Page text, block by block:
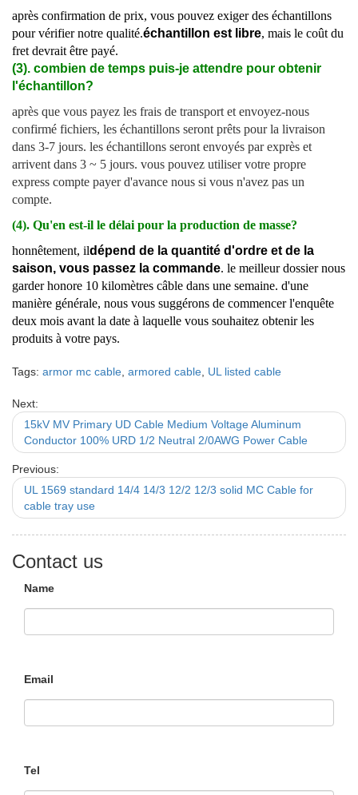
après confirmation de prix, vous pouvez exiger des échantillons
pour vérifier notre qualité.échantillon est libre, mais le coût du
fret devrait être payé.
(3). combien de temps puis-je attendre pour obtenir
l'échantillon?
après que vous payez les frais de transport et envoyez-nous
confirmé fichiers, les échantillons seront prêts pour la livraison
dans 3-7 jours. les échantillons seront envoyés par exprès et
arrivent dans 3 ~ 5 jours. vous pouvez utiliser votre propre
express compte payer d'avance nous si vous n'avez pas un
compte.
(4). Qu'en est-il le délai pour la production de masse?
honnêtement, ildépend de la quantité d'ordre et de la
saison, vous passez la commande. le meilleur dossier nous
garder honore 10 kilomètres câble dans une semaine. d'une
manière générale, nous vous suggérons de commencer l'enquête
deux mois avant la date à laquelle vous souhaitez obtenir les
produits à votre pays.
Tags: armor mc cable armored cable UL listed cable
Next:
15kV MV Primary UD Cable Medium Voltage Aluminum
Conductor 100% URD 1/2 Neutral 2/0AWG Power Cable
Previous:
UL 1569 standard 14/4 14/3 12/2 12/3 solid MC Cable for
cable tray use
Contact us
Name
Email
Tel